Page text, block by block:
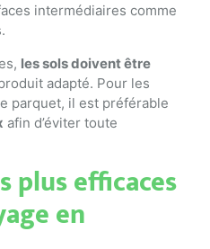
intermédiaires comme
les sols doivent être
adapté. Pour les
parquet, il est préférable
afin d’éviter toute
plus efficaces
en